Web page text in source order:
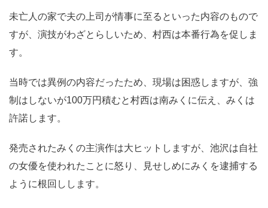
未亡人の家で夫の上司が情事に至るといった内容のもので
すが、演技がわざとらしいため、村西は本番行為を促しま
す。
当時では異例の内容だったため、現場は困惑しますが、強
制はしないが100万円積むと村西は南みくに伝え、みくは
許諾します。
発売されたみくの主演作は大ヒットしますが、池沢は自社
の女優を使われたことに怒り、見せしめにみくを逮捕する
ように根回しします。